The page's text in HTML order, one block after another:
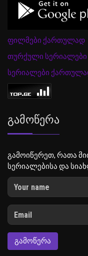
ფილმები ქართულად
თურქული სერიალები
სერიალები
Გამოწერა
გამოიწერეთ, რათა
სერიალებისა და
ᲒᲐᲛᲝᲬᲔᲠᲐ